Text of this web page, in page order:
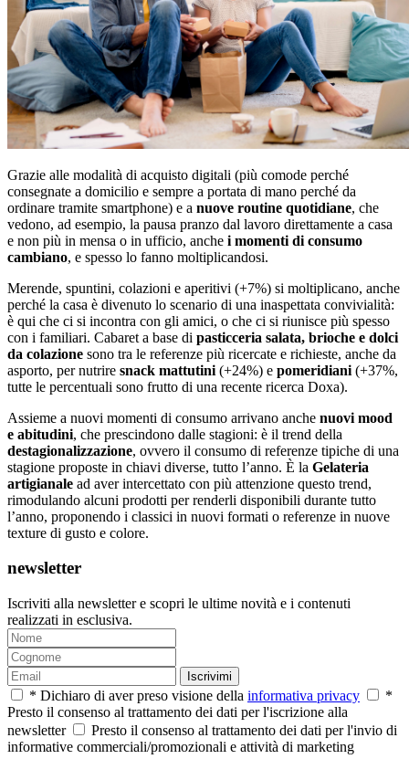
Grazie alle modalità di acquisto digitali (più comode perché
consegnate a domicilio e sempre a portata di mano perché da
ordinare tramite smartphone) e a nuove routine quotidiane, che
vedono, ad esempio, la pausa pranzo dal lavoro direttamente a casa
e non più in mensa o in ufficio, anche i momenti di consumo
cambiano, e spesso lo fanno moltiplicandosi.
Merende, spuntini, colazioni e aperitivi (+7%) si moltiplicano, anche
perché la casa è divenuto lo scenario di una inaspettata convivialità:
è qui che ci si incontra con gli amici, o che ci si riunisce più spesso
con i familiari. Cabaret a base di pasticceria salata, brioche e dolci
da colazione sono tra le referenze più ricercate e richieste, anche da
asporto, per nutrire snack mattutini (+24%) e pomeridiani (+37%,
tutte le percentuali sono frutto di una recente ricerca Doxa).
Assieme a nuovi momenti di consumo arrivano anche nuovi mood
e abitudini, che prescindono dalle stagioni: è il trend della
destagionalizzazione, ovvero il consumo di referenze tipiche di una
stagione proposte in chiavi diverse, tutto l’anno. È la Gelateria
artigianale ad aver intercettato con più attenzione questo trend,
rimodulando alcuni prodotti per renderli disponibili durante tutto
l’anno, proponendo i classici in nuovi formati o referenze in nuove
texture di gusto e colore.
newsletter
Iscriviti alla newsletter e scopri le ultime novità e i contenuti
realizzati in esclusiva.
Iscrivimi
* Dichiaro di aver preso visione della informativa privacy
*
Presto il consenso al trattamento dei dati per l'iscrizione alla
newsletter
Presto il consenso al trattamento dei dati per l'invio di
informative commerciali/promozionali e attività di marketing